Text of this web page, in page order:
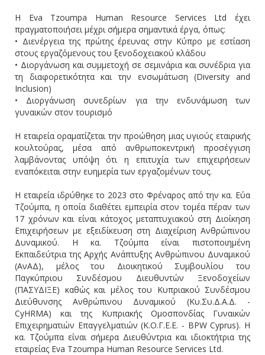
Η Eva Tzoumpa Human Resource Services Ltd έχει
πραγματοποιήσει μέχρι σήμερα σημαντικά έργα, όπως:
• Διενέργεια της πρώτης έρευνας στην Κύπρο με εστίαση
στους εργαζόμενους του ξενοδοχειακού κλάδου
• Διοργάνωση και συμμετοχή σε σεμινάρια και συνέδρια για
τη διαφορετικότητα και την ενσωμάτωση (Diversity and
Inclusion)
• Διοργάνωση συνεδρίων για την ενδυνάμωση των
γυναικών στον τουρισμό
Η εταιρεία οραματίζεται την προώθηση μιας υγιούς εταιρικής
κουλτούρας, μέσα από ανθρωποκεντρική προσέγγιση
λαμβάνοντας υπόψη ότι η επιτυχία των επιχειρήσεων
εναπόκειται στην ευημερία των εργαζομένων τους.
Η εταιρεία ιδρύθηκε το 2023 στο Φρέναρος από την κα. Εύα
Τζούμπα, η οποία διαθέτει εμπειρία στον τομέα πέραν των
17 χρόνων και είναι κάτοχος μεταπτυχιακού στη Διοίκηση
Επιχειρήσεων με εξειδίκευση στη Διαχείριση Ανθρώπινου
Δυναμικού. Η κα. Τζούμπα είναι πιστοποιημένη
Εκπαιδεύτρια της Αρχής Ανάπτυξης Ανθρώπινου Δυναμικού
(ΑνΑΔ), μέλος του Διοικητικού Συμβουλίου του
Παγκύπριου Συνδέσμου Διευθυντών Ξενοδοχείων
(ΠΑΣΥΔΙΞΕ) καθώς και μέλος του Κυπριακού Συνδέσμου
Διεύθυνσης Ανθρώπινου Δυναμικού (Κυ.Συ.Δ.Α.Δ. -
CyHRMA) και της Κυπριακής Ομοσπονδίας Γυναικών
Επιχειρηματιών Επαγγελματιών (Κ.Ο.Γ.Ε.Ε. - BPW Cyprus). Η
κα. Τζούμπα είναι σήμερα Διευθύντρια και ιδιοκτήτρια της
εταιρείας Eva Tzoumpa Human Resource Services Ltd.